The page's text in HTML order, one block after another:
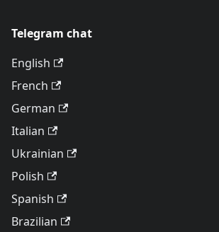
Telegram chat
English
French
German
Italian
Ukrainian
Polish
Spanish
Brazilian